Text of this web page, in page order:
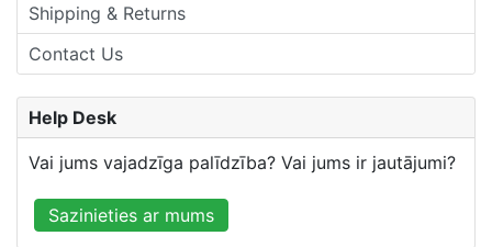
Shipping & Returns
Contact Us
Help Desk
Vai jums vajadzīga palīdzība? Vai jums ir jautājumi?
Sazinieties ar mums